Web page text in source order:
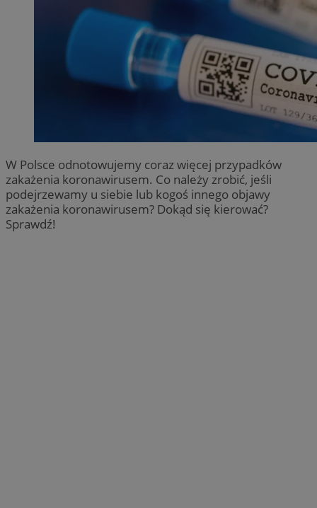
W Polsce odnotowujemy coraz więcej przypadków
zakażenia koronawirusem. Co należy zrobić, jeśli
podejrzewamy u siebie lub kogoś innego objawy
zakażenia koronawirusem? Dokąd się kierować?
Sprawdź!